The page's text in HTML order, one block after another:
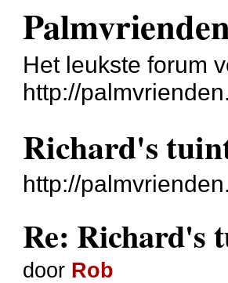
Het leukste forum
http://
Richard's
http://
Re: Richard's
door Rob